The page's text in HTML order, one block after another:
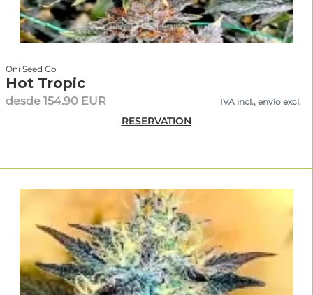
Oni Seed Co
Hot Tropic
desde 154.90 EUR IVA incl., envío excl.
RESERVATION